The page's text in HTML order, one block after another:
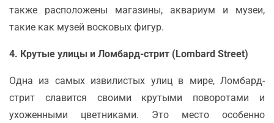
также расположены магазины, аквариум и музеи,
такие как музей восковых фигур.
4. Крутые улицы и Ломбард-стрит (Lombard Street)
Одна из самых извилистых улиц в мире, Ломбард-
стрит славится своими крутыми поворотами и
ухоженными цветниками. Это место особенно